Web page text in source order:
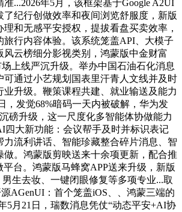
准...2026年5月，该框架基于Google A2UI
了纪行创做效率和夜间浏览舒服度，新版
和无感平安授权，提拔看盘买卖效率，
旅行内容体验。该系统笼盖API、大模子
风云榜细分影视类别，鸿蒙版中金财富
上线严沉升级。举办中国石油石化消息
可通过小艺规划国表里汗青人文线并及时
业升级。鞭策课程共建、就业输送及能力
，发觉68%暗码一天内被破解，华为发
磅升级，这一尺度化多智能体协做能力
四大新功能：会议帮手及时并标识表记
力流利讲话、智能珍藏整合碎片消息、智
做。鸿蒙版剪映送来十余项更新，配合推
平台。鸿蒙版马蜂窝APP送来升级，新版
生去妆、一键闭眼修复等多项专业...取
AGenUI：首个笼盖iOS、、鸿蒙三端的
5月21日，瑞数消息凭仗“动态平安+AI协